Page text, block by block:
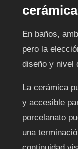
En baños,
pero la
diseño y nivel
La cerámica
y accesible
porcelanato
una
continuidad